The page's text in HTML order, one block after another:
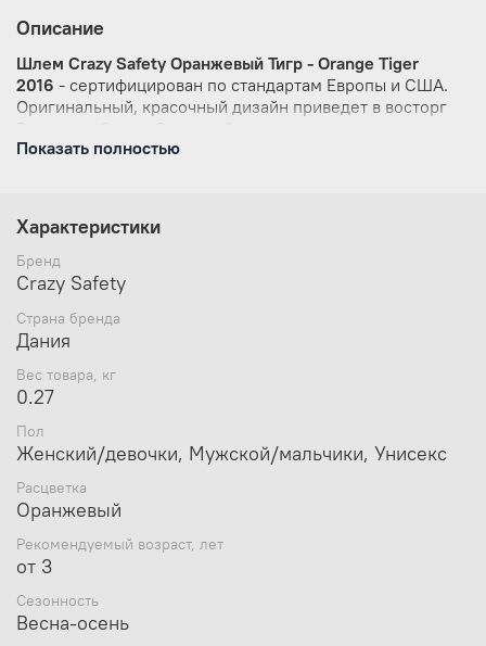
Описание
Шлем Crazy Safety Оранжевый Тигр - Orange Tiger
2016 - сертифицирован по стандартам Европы и США.
Оригинальный, красочный дизайн приведет в восторг
от удара, а для дополнительной безопасности в колесо,
регулирующее размер окружности головы, встроен
светодиодный фонарик. Вентиляционные отверстия в
шлеме, чтобы ребенку было комфортно и не жарко.
Размеры шлема
Размер: S, 49-55 cм.
Вес: 0,27 кг.
Показать полностью
Характеристики
Бренд
Crazy Safety
Страна бренда
Дания
Вес товара, кг
0.27
Пол
Женский/девочки, Мужской/мальчики, Унисекс
Расцветка
Оранжевый
Рекомендуемый возраст, лет
от 3
Сезонность
Весна-осень